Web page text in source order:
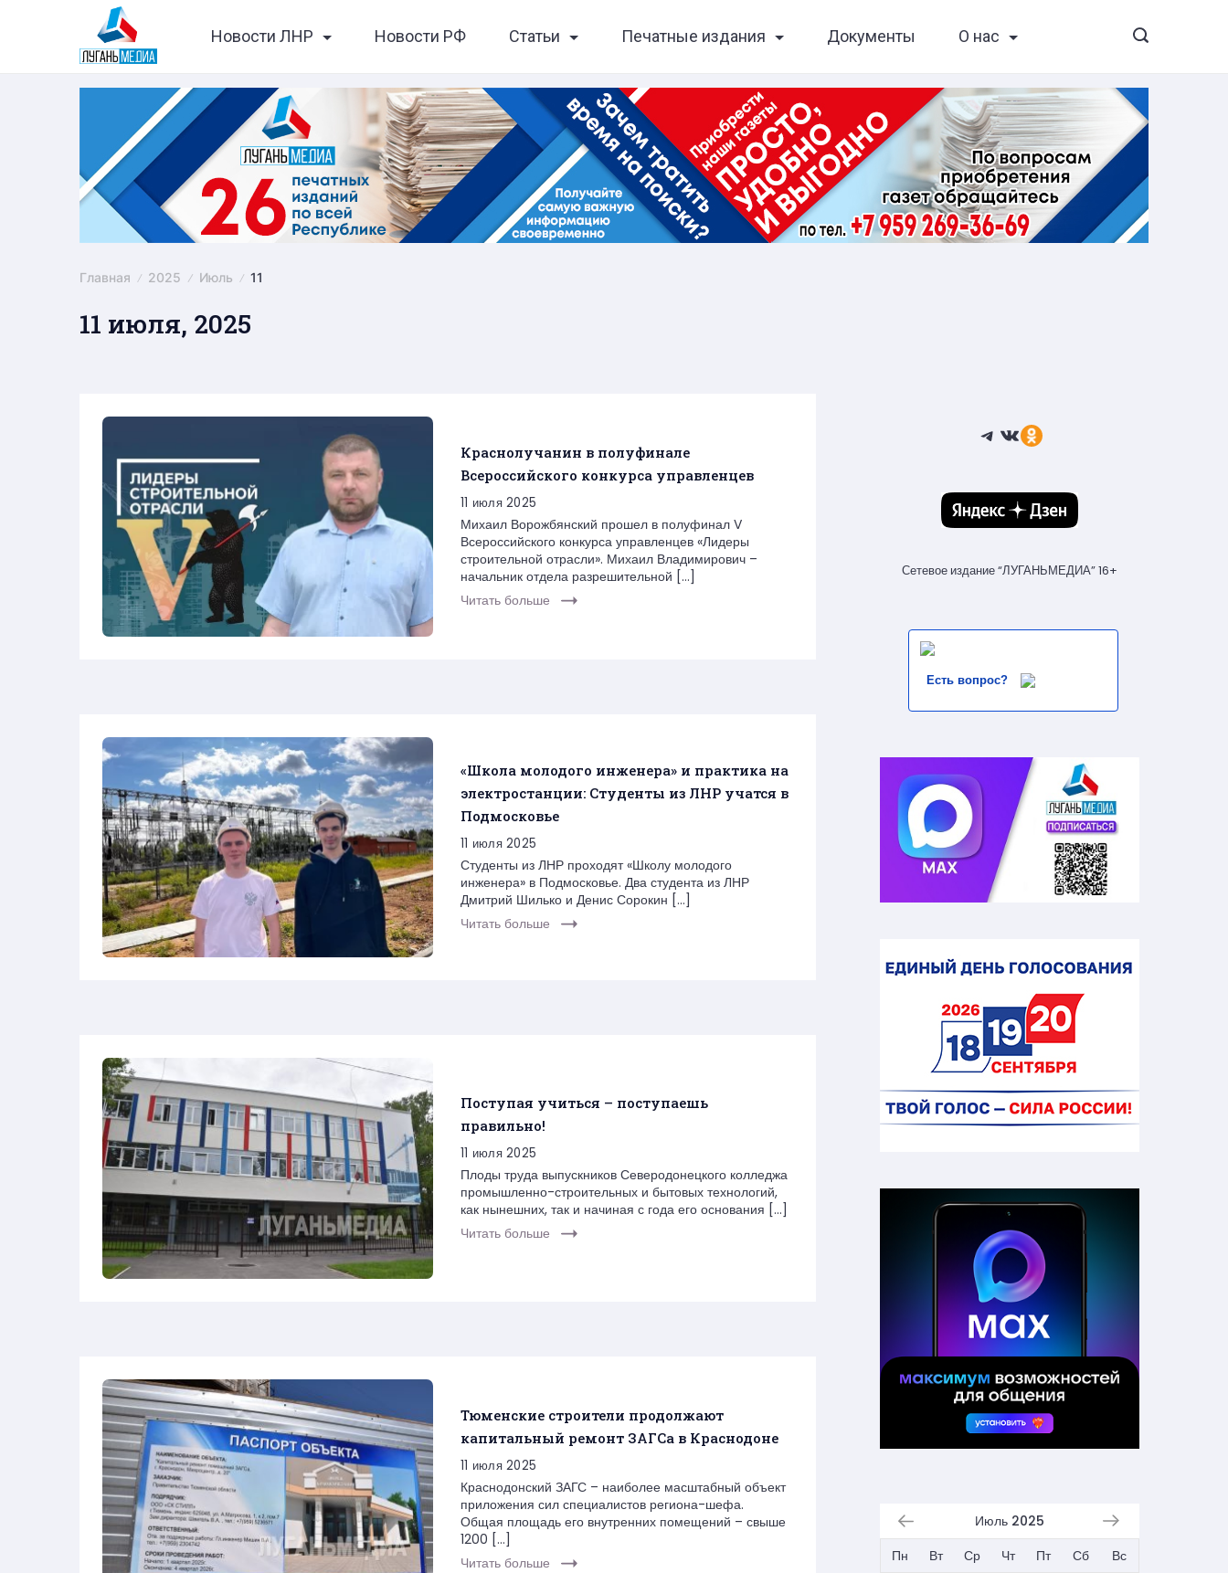
Новости ЛНР Новости РФ Статьи Печатные издания Документы О нас
Главная 2025 Июль 11
11 июля, 2025
Краснолучанин в полуфинале
Всероссийского конкурса управленцев
11 июля 2025
Михаил Ворожбянский прошел в полуфинал V
Всероссийского конкурса управленцев «Лидеры
строительной отрасли». Михаил Владимирович –
начальник отдела разрешительной […]
Читать больше
«Школа молодого инженера» и практика на
электростанции: Студенты из ЛНР учатся в
Подмосковье
11 июля 2025
Студенты из ЛНР проходят «Школу молодого
инженера» в Подмосковье. Два студента из ЛНР
Дмитрий Шилько и Денис Сорокин […]
Читать больше
Поступая учиться – поступаешь
правильно!
11 июля 2025
Плоды труда выпускников Северодонецкого колледжа
промышленно-строительных и бытовых технологий,
как нынешних, так и начиная с года его основания […]
Читать больше
Тюменские строители продолжают
капитальный ремонт ЗАГСа в Краснодоне
11 июля 2025
Краснодонский ЗАГС – наиболее масштабный объект
приложения сил специалистов региона-шефа.
Общая площадь его внутренних помещений – свыше
1200 […]
Читать больше
Telegram
ВКонтакте
Ссылка
Сетевое издание “ЛУГАНЬМЕДИА” 16+
Есть вопрос?
Июль 2025
Пн
Вт Ср Чт Пт Сб
Вс